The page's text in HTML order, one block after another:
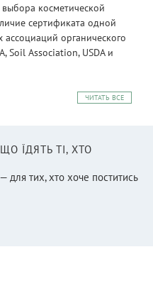
косметической
сертификата одной
органического
Soil Association, USDA и
ЧИТАТЬ ВСЕ
ЇДЯТЬ ТІ, ХТО
для тих, хто хоче поститись